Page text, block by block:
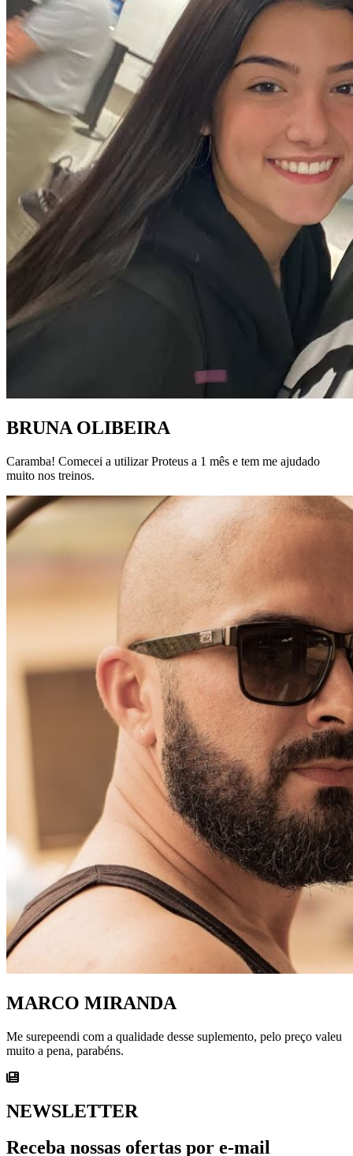
BRUNA OLIBEIRA
Caramba! Comecei a utilizar Proteus a 1 mês e tem me ajudado
muito nos treinos.
MARCO MIRANDA
Me surepeendi com a qualidade desse suplemento, pelo preço valeu
muito a pena, parabéns.
NEWSLETTER
Receba nossas ofertas por e-mail